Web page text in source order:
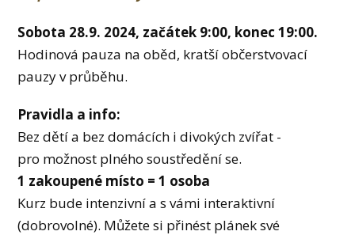
Sobota 28.9. 2024, začátek 9:00, konec 19:00.
Hodinová pauza na oběd, kratší občerstvovací
pauzy v průběhu.
Pravidla a info:
Bez dětí a bez domácích i divokých zvířat -
pro možnost plného soustředění se.
1 zakoupené místo = 1 osoba
Kurz bude intenzivní a s vámi interaktivní
(dobrovolné). Můžete si přinést plánek své